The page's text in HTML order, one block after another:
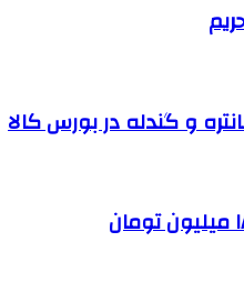
و گندله در بورس کالا